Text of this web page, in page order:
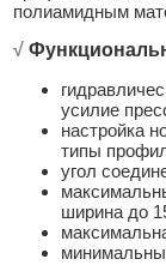
полиамидным
√
усилие
настройка
типы
угол
ширина до